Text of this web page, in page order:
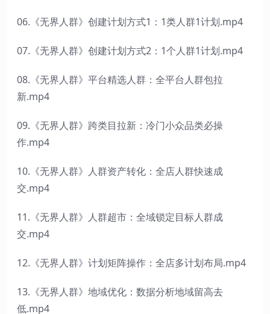
06.《无界人群》创建计划方式1：1类人群1计划.mp4
07.《无界人群》创建计划方式2：1个人群1计划.mp4
08.《无界人群》平台精选人群：全平台人群包拉
新.mp4
09.《无界人群》跨类目拉新：冷门小众品类必操
作.mp4
10.《无界人群》人群资产转化：全店人群快速成
交.mp4
11.《无界人群》人群超市：全域锁定目标人群成
交.mp4
12.《无界人群》计划矩阵操作：全店多计划布局.mp4
13.《无界人群》地域优化：数据分析地域留高去
低.mp4